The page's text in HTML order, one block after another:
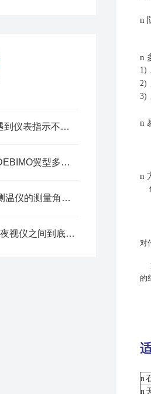
Altair5气体检测仪遇到仪表指示不稳时怎么办
【测量风速风量】DEBIMO翼型多点平均式风速风量测片的6大优势
如何选择可视红外测温仪的测量角度？
Flir手持式热像仪与夜视仪之间到底有什么区别？
n
n
1)
2)
3)
n
n
对
的
n
n